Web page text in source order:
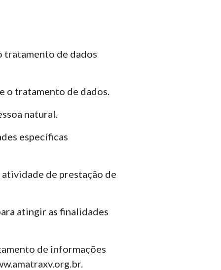
tratamento de dados
o tratamento de dados.
natural.
específicas
de prestação de
atingir as finalidades
de informações